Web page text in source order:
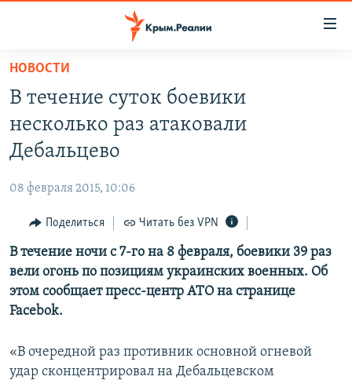
Вернуться
основному
содержанию
Вернутся
главной
навигации
Вернутся
поиску
ГРУЗ 200
11 ЛЕТ ОККУПАЦИИ КРЫМА. 11 ИСТОРИЙ СОПРОТИВЛЕНИЯ
ВОДА
ЕЩЕ
ИНТЕРАКТИВ
ИНФОГРАФИКА
ТЕЛЕПРОЕКТ КРЫМ.РЕАЛИИ
СОВЕТЫ ПРАВОЗАЩИТНИКОВ
ПОБЕДИТЕЛЕЙ НЕ СУДЯТ?
РАДІО СВОБОДА
КАК ОБОЙТИ БЛОКИРОВКУ
Українською
НОВОСТИ
В течение суток боевики
несколько раз атаковали
Дебальцево
08 февраля 2015, 10:06
Поделиться Читать без VPN
В течение ночи с 7-го на 8 февраля, боевики 39 раз
вели огонь по позициям украинских военных. Об
этом сообщает пресс-центр АТО на странице
Facebok.
«В очередной раз противник основной огневой
удар сконцентрировал на Дебальцевском